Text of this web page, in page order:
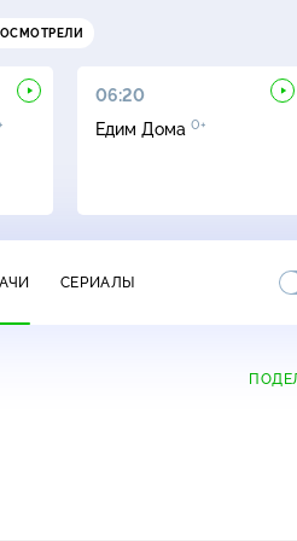
06:20
Едим Дома 0+
СЕРИАЛЫ